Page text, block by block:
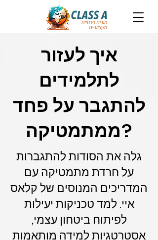
איך לעזור
לתלמידים
להתגבר על פחד
ממתמטיקה?
גלה את הסודות להתגברות
על חרדת מתמטיקה עם
המדריכים המנוסים של קלאס
איי. למד טכניקות יעילות
לפיתוח ביטחון עצמי,
אסטרטגיות למידה מותאמות